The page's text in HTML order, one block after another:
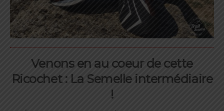
Venons en au coeur de cette
Ricochet : La Semelle intermédiaire
!